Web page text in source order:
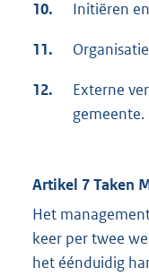
10. Initiëren
11.
12.
Externe
gemeente.
Artikel 7 Taken
Het
keer per twee
het éénduidig